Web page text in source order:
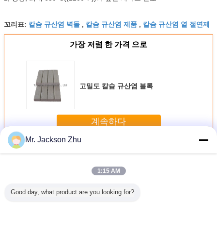
꼬리표: 칼슘 규산염 벽돌 , 칼슘 규산염 제품 , 칼슘 규산염 열 절연제
가장 저렴 한 가격 으로
고밀도 칼슘 규산염 블록
계속하다
더 많은 것
Mr. Jackson Zhu
1:15 AM
Good day, what product are you looking for?